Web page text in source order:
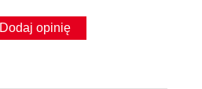
Dodaj opinię